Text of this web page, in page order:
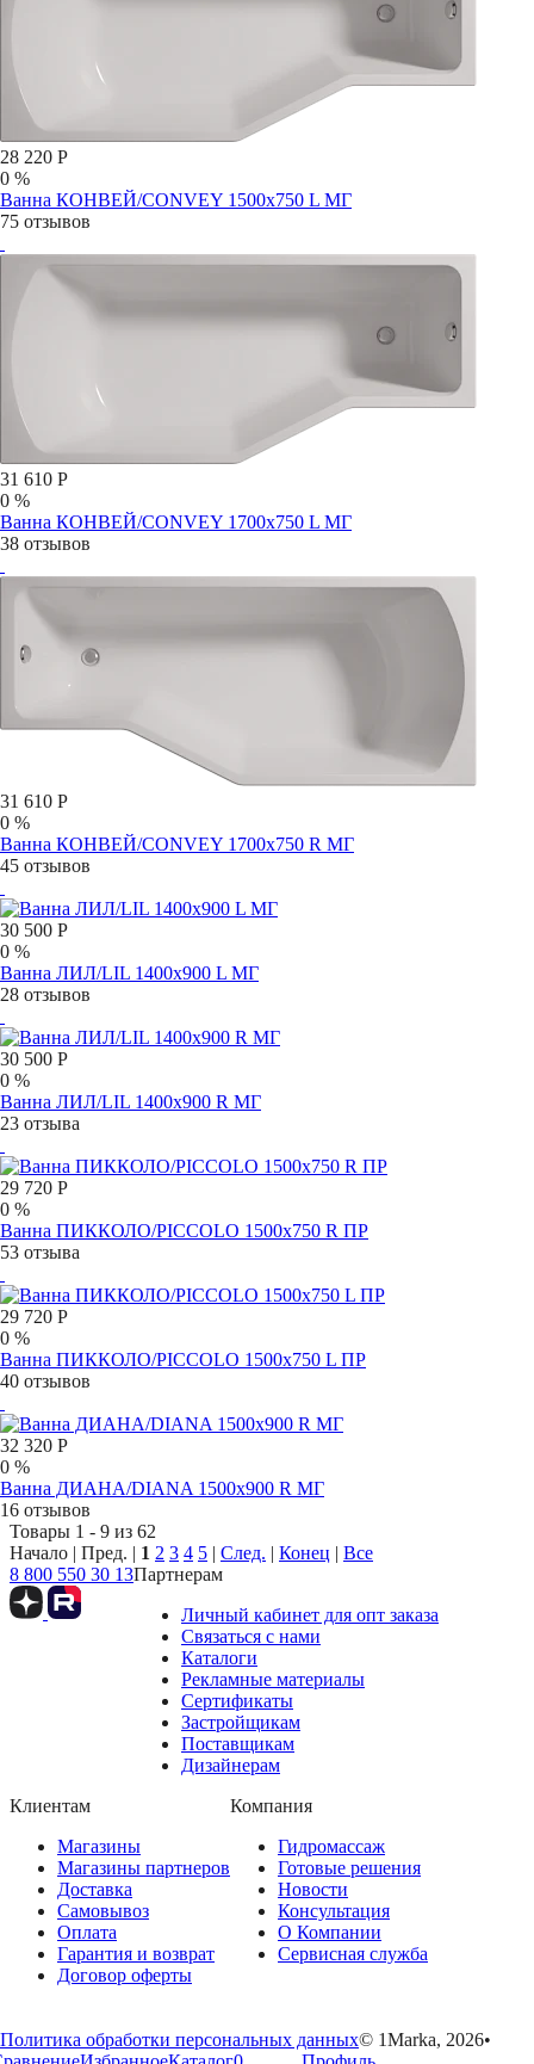
28 220 Р
0 %
Ванна КОНВЕЙ/CONVEY 1500х750 L МГ
75 отзывов
31 610 Р
0 %
Ванна КОНВЕЙ/CONVEY 1700х750 L МГ
38 отзывов
31 610 Р
0 %
Ванна КОНВЕЙ/CONVEY 1700х750 R МГ
45 отзывов
30 500 Р
0 %
Ванна ЛИЛ/LIL 1400х900 L МГ
28 отзывов
30 500 Р
0 %
Ванна ЛИЛ/LIL 1400х900 R МГ
23 отзыва
29 720 Р
0 %
Ванна ПИККОЛО/PICCOLO 1500х750 R ПР
53 отзыва
29 720 Р
0 %
Ванна ПИККОЛО/PICCOLO 1500х750 L ПР
40 отзывов
32 320 Р
0 %
Ванна ДИАНА/DIANA 1500х900 R МГ
16 отзывов
Товары 1 - 9 из 62
Начало | Пред. | 1 2 3 4 5 | След. | Конец | Все
8 800 550 30 13Партнерам
Личный кабинет для опт заказа
Связаться с нами
Каталоги
Рекламные материалы
Сертификаты
Застройщикам
Поставщикам
Дизайнерам
Клиентам
Магазины
Магазины партнеров
Доставка
Самовывоз
Оплата
Гарантия и возврат
Договор оферты
Компания
Гидромассаж
Готовые решения
Новости
Консультация
О Компании
Сервисная служба
Политика обработки персональных данных© 1Marka, 2026•